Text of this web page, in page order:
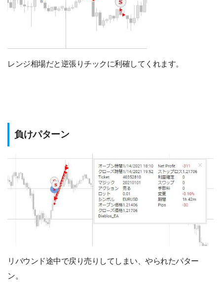
レンジ相場だと逆張りチックに利確してくれます。
負けパターン
リバウンド途中で戻り売りしてしまい、やられたパター
ン。